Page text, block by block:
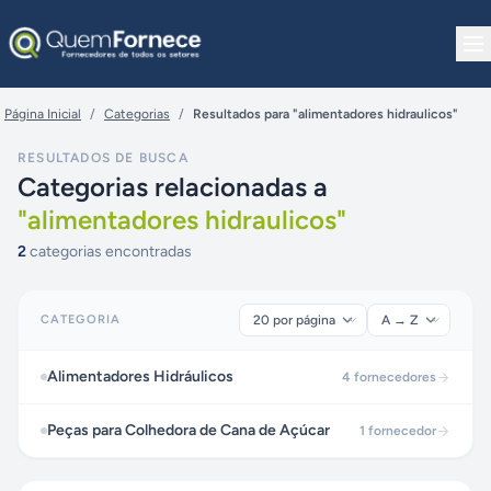
Página Inicial / Categorias / Resultados para "alimentadores hidraulicos"
RESULTADOS DE BUSCA
Categorias relacionadas a
"alimentadores hidraulicos"
2categorias encontradas
CATEGORIA
Alimentadores Hidráulicos 4 fornecedores
Peças para Colhedora de Cana de Açúcar 1 fornecedor